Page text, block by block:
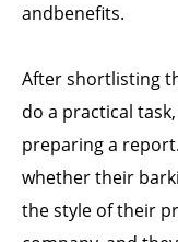
andbenefits.
After shortlisting
do a practical
preparing a
whether their
the style of their